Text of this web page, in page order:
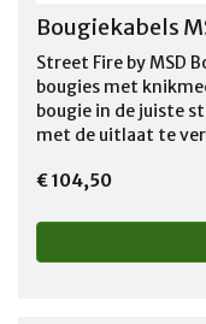
Bougiekabels
Street Fire by MSD
bougies met
bougie in de juiste
met de uitlaat te
aan de kant van de
bijgeleverde tool
hieronder https://
v=AZCm2RBQ7-
€ 104,50